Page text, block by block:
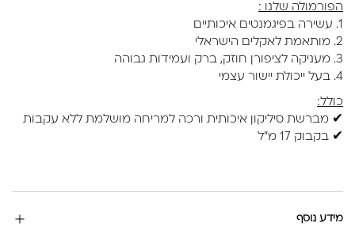
הפורמולה שלנו :
1. עשירה בפיגמנטים איכותיים
2. מותאמת לאקלים הישראלי
3. מעניקה לציפורן חוזק, ברק ועמידות גבוהה
4. בעל ייכולת יישור עצמי
כולל:
✔ מברשת סיליקון איכותית ורכה למריחה מושלמת ללא עקבות
✔ בקבוק 17 מ"ל
מידע נוסף